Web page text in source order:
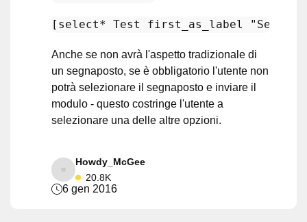
[select* Test first_as_label
Anche se non avrà l'aspetto tradizionale di
un segnaposto, se è obbligatorio l'utente non
potrà selezionare il segnaposto e inviare il
modulo - questo costringe l'utente a
selezionare una delle altre opzioni.
Howdy_McGee
20.8K
6 gen 2016